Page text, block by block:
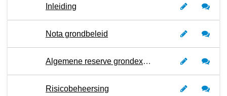
Inleiding
Nota grondbeleid
Algemene reserve grondexploitatie
Risicobeheersing